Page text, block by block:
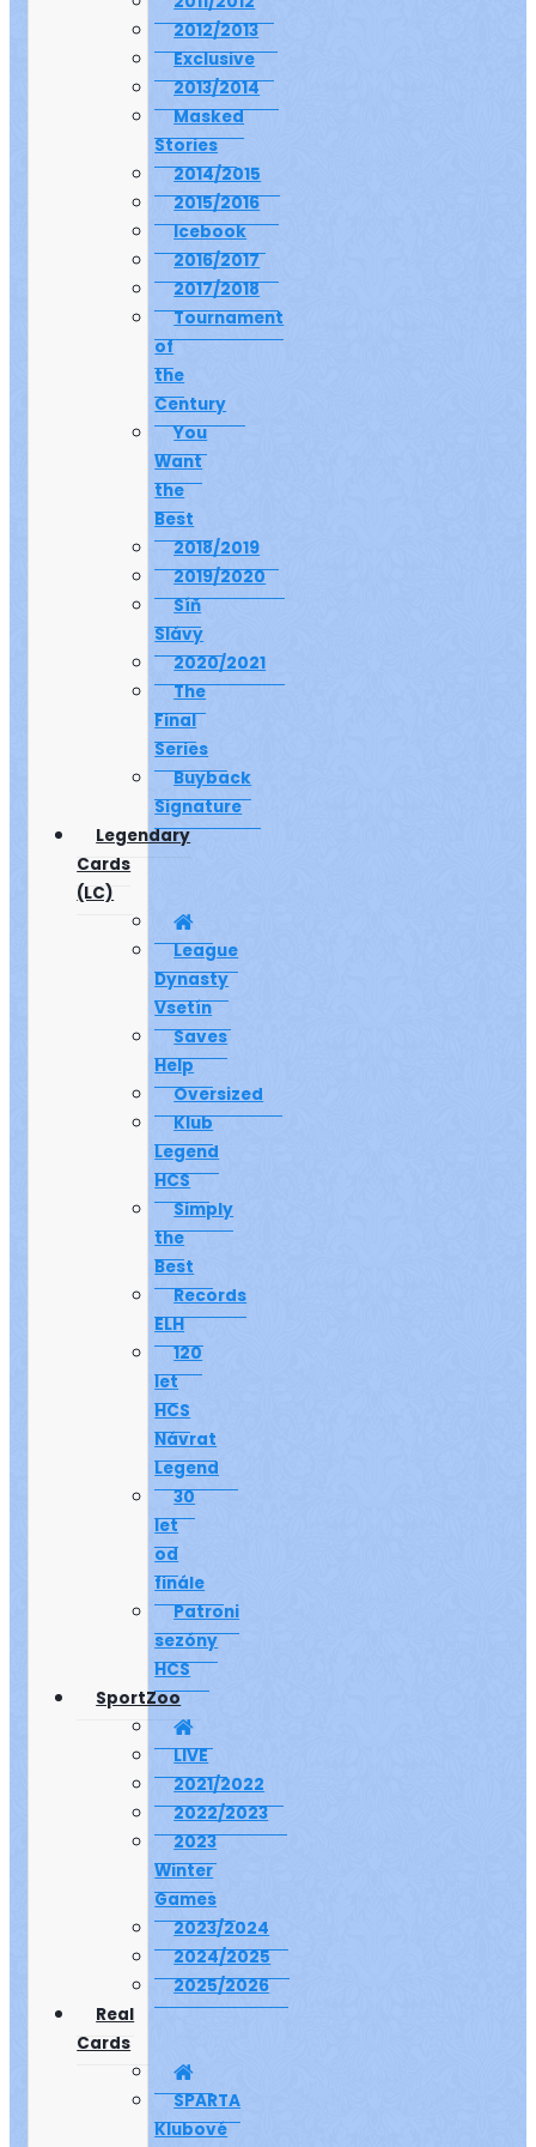
2012/2013
Exclusive
2013/2014
Masked
Stories
2014/2015
2015/2016
Icebook
2016/2017
2017/2018
Tournament
of
the
Century
You
Want
the
Best
2018/2019
2019/2020
Síň
Slávy
2020/2021
The
Final
Series
Buyback
Signature
Legendary
Cards
(LC)
League
Dynasty
Vsetín
Saves
Help
Oversized
Klub
Legend
HCS
Simply
the
Best
Records
ELH
120
let
HCS
Návrat
Legend
30
let
od
finále
Patroni
sezóny
HCS
SportZoo
LIVE
2021/2022
2022/2023
2023
Winter
Games
2023/2024
2024/2025
2025/2026
Real
Cards
SPARTA
Klubové